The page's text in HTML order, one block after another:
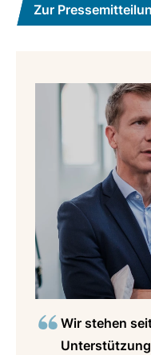
Zur
Wir stehen